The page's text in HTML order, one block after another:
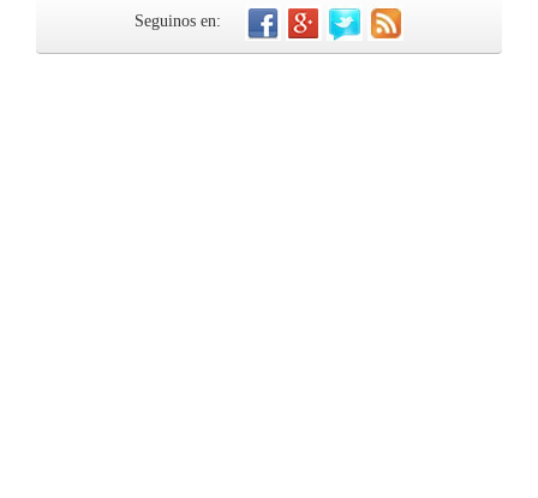
Seguinos en: